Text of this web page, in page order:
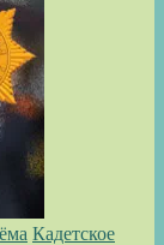
Кадетское